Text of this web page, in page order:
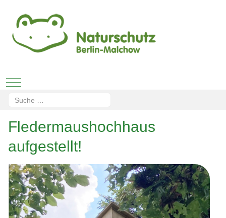
Mobile Menu Toggle
Suchen
Fledermaushochhaus
aufgestellt!